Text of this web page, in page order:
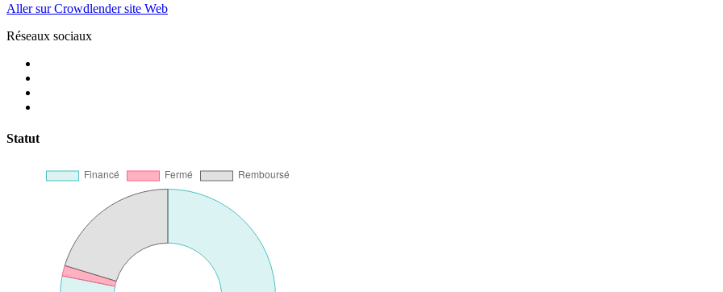
Aller sur Crowdlender site Web
Réseaux sociaux
Statut